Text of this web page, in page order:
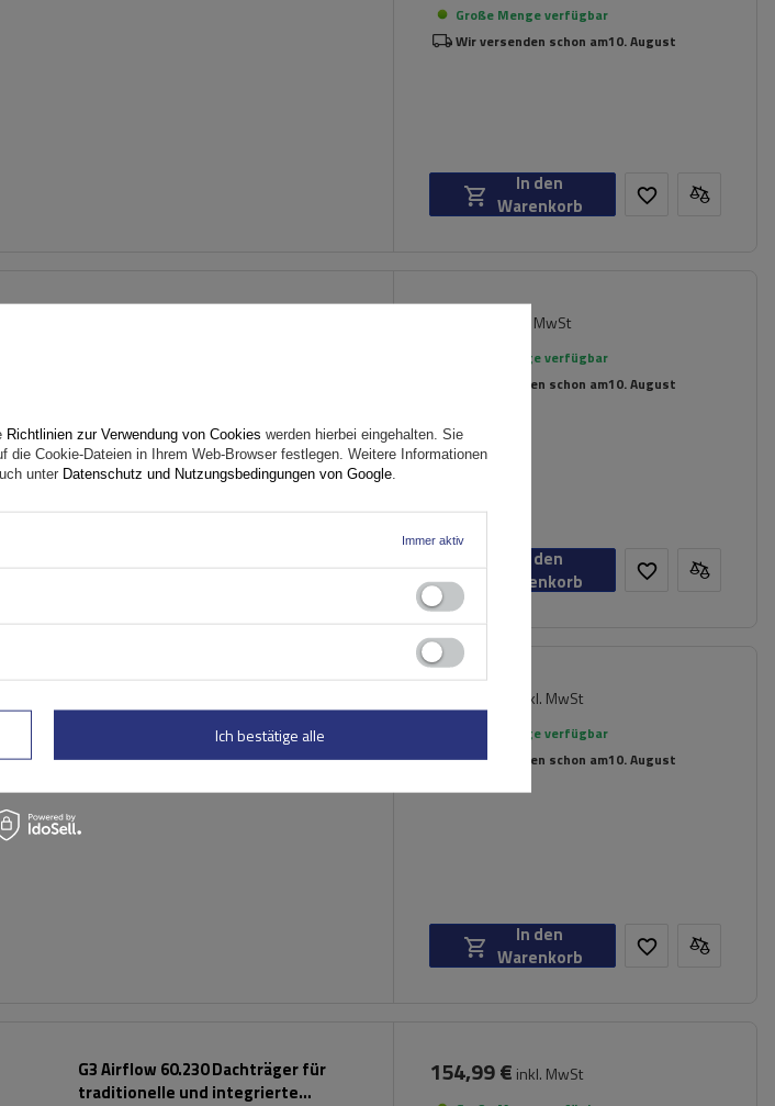
Große Menge verfügbar
Wir versenden schon am10. August
In den
Warenkorb
inkl. MwSt
Große Menge verfügbar
Wir versenden schon am10. August
In den
Warenkorb
für traditionelle und integrierte
Aluminiumschienen
inkl. MwSt
Große Menge verfügbar
Wir versenden schon am10. August
In den
Warenkorb
G3 Airflow 60.230 Dachträger für
traditionelle und integrierte
154,99 € inkl. MwSt
Richtlinien zur Verwendung von Cookies werden hierbei eingehalten. Sie
Cookie-Dateien in Ihrem Web-Browser festlegen. Weitere Informationen
unter Datenschutz und Nutzungsbedingungen von Google
Immer aktiv
Ich bestätige alle